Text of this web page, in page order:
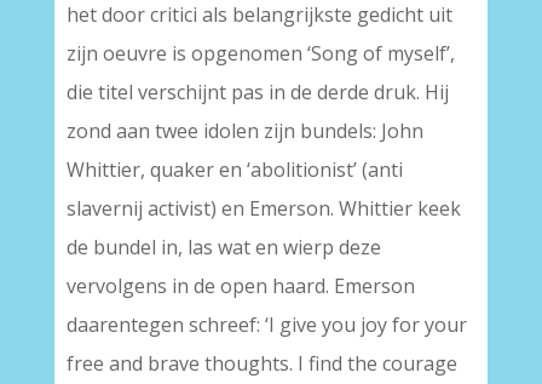
het door critici als belangrijkste gedicht uit
zijn oeuvre is opgenomen ‘Song of myself’,
die titel verschijnt pas in de derde druk. Hij
zond aan twee idolen zijn bundels: John
Whittier, quaker en ‘abolitionist’ (anti
slavernij activist) en Emerson. Whittier keek
de bundel in, las wat en wierp deze
vervolgens in de open haard. Emerson
daarentegen schreef: ‘I give you joy for your
free and brave thoughts. I find the courage